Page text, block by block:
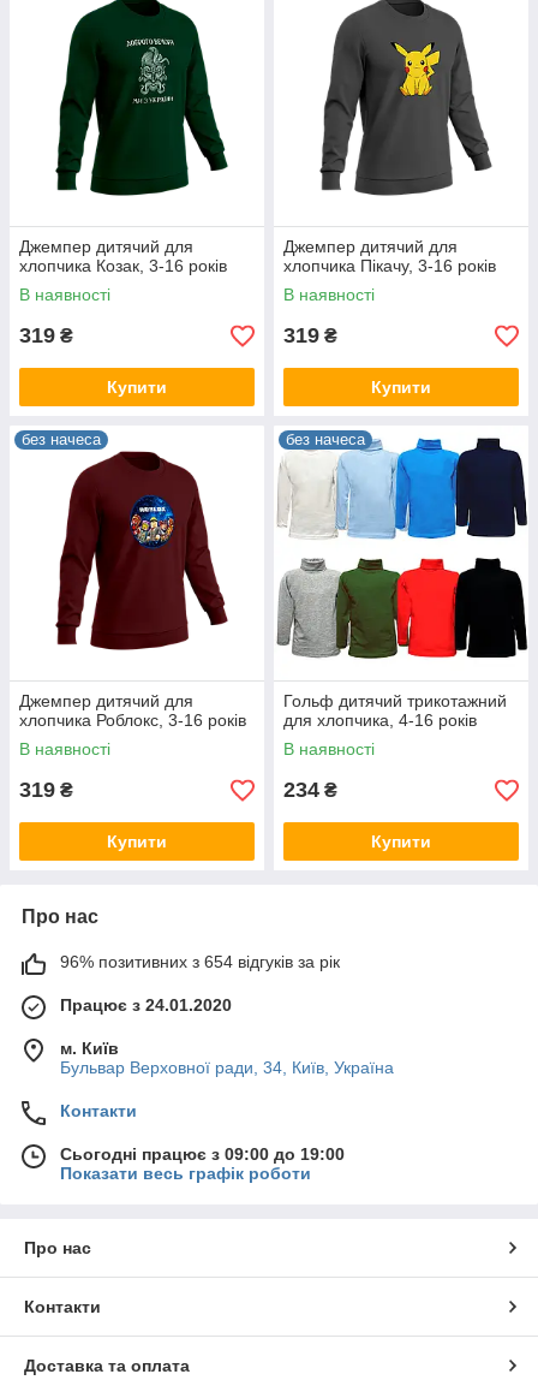
Джемпер дитячий для
хлопчика Козак, 3-16 років
В наявності
319 ₴
Купити
Джемпер дитячий для
хлопчика Пікачу, 3-16 років
В наявності
319 ₴
Купити
без начеса
Джемпер дитячий для
хлопчика Роблокс, 3-16 років
В наявності
319 ₴
Купити
без начеса
Гольф дитячий трикотажний
для хлопчика, 4-16 років
В наявності
234 ₴
Купити
Про нас
96% позитивних з 654 відгуків за рік
Працює з 24.01.2020
м. Київ
Бульвар Верховної ради, 34, Київ, Україна
Контакти
Сьогодні працює з 09:00 до 19:00
Показати весь графік роботи
Про нас
Контакти
Доставка та оплата